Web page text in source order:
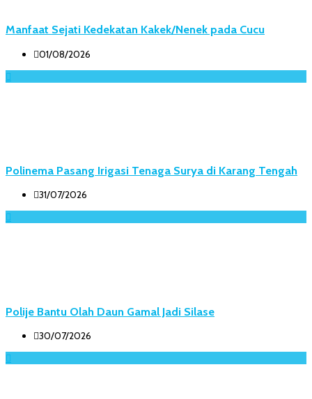
Manfaat Sejati Kedekatan Kakek/Nenek pada Cucu
01/08/2026
Polinema Pasang Irigasi Tenaga Surya di Karang Tengah
31/07/2026
Polije Bantu Olah Daun Gamal Jadi Silase
30/07/2026